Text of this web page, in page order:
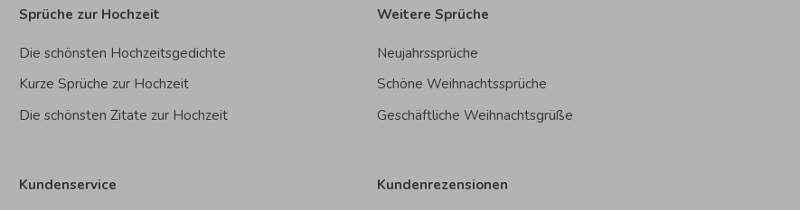
Sprüche zur Hochzeit
Die schönsten Hochzeitsgedichte
Kurze Sprüche zur Hochzeit
Die schönsten Zitate zur Hochzeit
Weitere Sprüche
Neujahrssprüche
Schöne Weihnachtssprüche
Geschäftliche Weihnachtsgrüße
Kundenservice Kundenrezensionen